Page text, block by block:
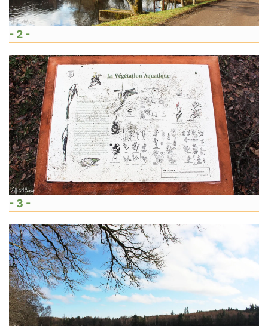
- 2 -
- 3 -